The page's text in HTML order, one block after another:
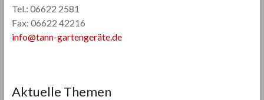
Tel.: 06622 2581
Fax: 06622 42216
info@tann-gartengeräte.de
Aktuelle Themen